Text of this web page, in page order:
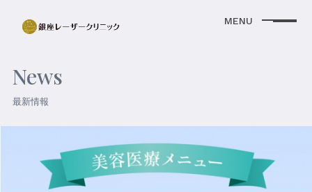
News
最新情報